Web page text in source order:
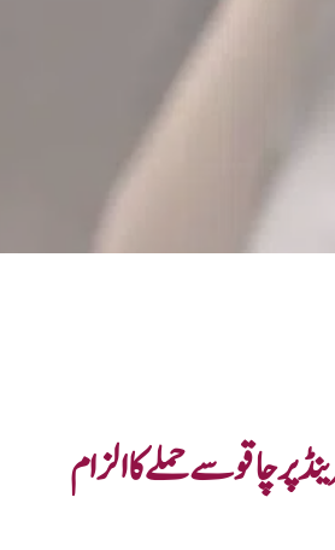
پر چاقو سے حملے کا الزام